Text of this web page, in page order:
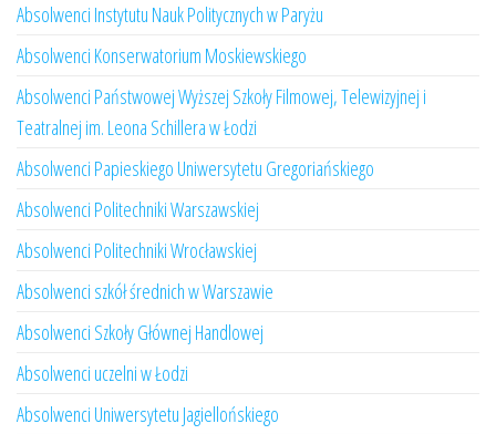
Absolwenci Instytutu Nauk Politycznych w Paryżu
Absolwenci Konserwatorium Moskiewskiego
Absolwenci Państwowej Wyższej Szkoły Filmowej, Telewizyjnej i
Teatralnej im. Leona Schillera w Łodzi
Absolwenci Papieskiego Uniwersytetu Gregoriańskiego
Absolwenci Politechniki Warszawskiej
Absolwenci Politechniki Wrocławskiej
Absolwenci szkół średnich w Warszawie
Absolwenci Szkoły Głównej Handlowej
Absolwenci uczelni w Łodzi
Absolwenci Uniwersytetu Jagiellońskiego